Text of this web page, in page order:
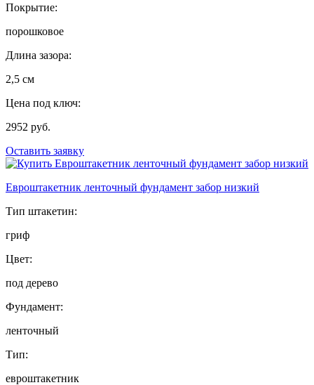
Покрытие:
порошковое
Длина зазора:
2,5 см
Цена под ключ:
2952 руб.
Оставить заявку
Евроштакетник ленточный фундамент забор низкий
Тип штакетин:
гриф
Цвет:
под дерево
Фундамент:
ленточный
Тип:
евроштакетник